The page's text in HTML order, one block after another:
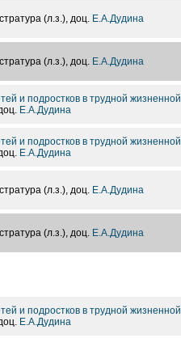
(л.з.), доц. Е.А.Дудина
(л.з.), доц. Е.А.Дудина
и подростков в трудной жизненной
Е.А.Дудина
и подростков в трудной жизненной
Е.А.Дудина
(л.з.), доц. Е.А.Дудина
(л.з.), доц. Е.А.Дудина
и подростков в трудной жизненной
Е.А.Дудина